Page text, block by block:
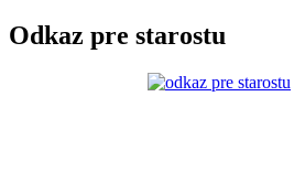
Odkaz pre starostu